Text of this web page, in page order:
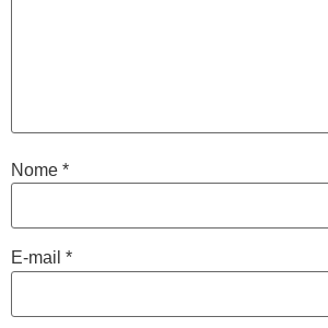
Nome *
E-mail *